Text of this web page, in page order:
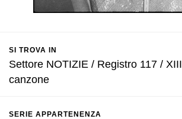
SI TROVA IN
Settore NOTIZIE / Registro 117 /
canzone
SERIE APPARTENENZA